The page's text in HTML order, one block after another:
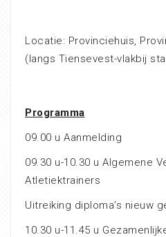
Locatie: Provinciehuis,
(langs Tiensevest-vlakbij
Programma
09.00 u Aanmelding
09.30 u-10.30 u Algemene
Atletiektrainers
Uitreiking diploma’s nieuw
10.30 u-11.45 u